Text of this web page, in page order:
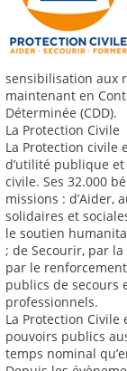
sensibilisation aux
maintenant en
Déterminée (CDD).
La Protection Civile
La Protection civile
d’utilité publique
civile. Ses 32.000
missions : d’Aider,
solidaires et
le soutien
; de Secourir, par
par le
publics de secours
professionnels.
La Protection
pouvoirs publics
temps nominal